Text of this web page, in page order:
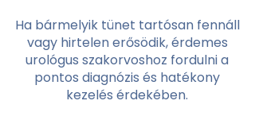
Ha bármelyik tünet tartósan fennáll
vagy hirtelen erősödik, érdemes
urológus szakorvoshoz fordulni a
pontos diagnózis és hatékony
kezelés érdekében.